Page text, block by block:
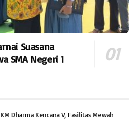
Suasana
SMA Negeri 1
Dharma Kencana V, Fasilitas Mewah